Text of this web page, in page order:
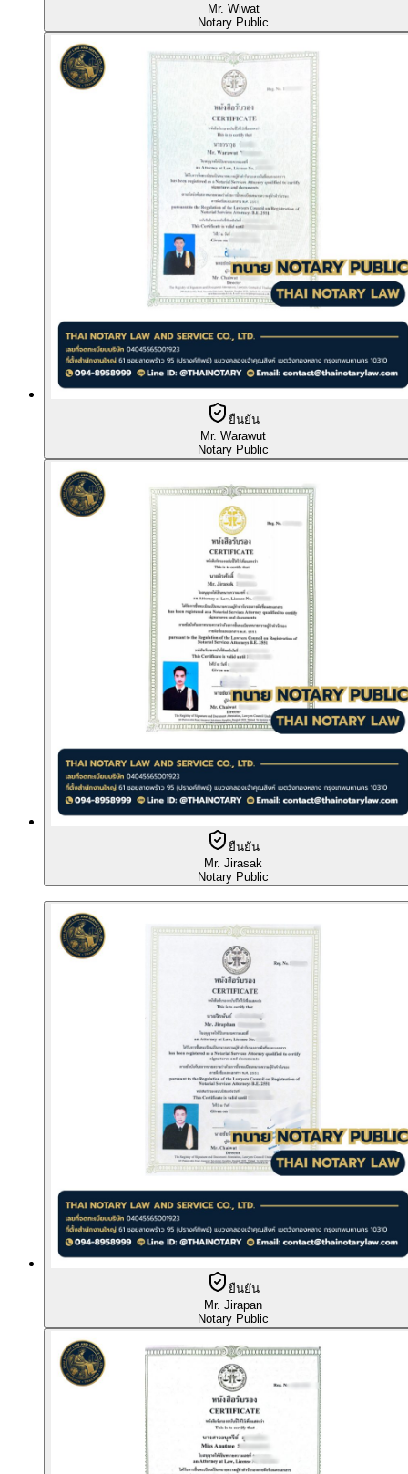
Mr. Wiwat
Notary Public
ยืนยัน
Mr. Warawut
Notary Public
ยืนยัน
Mr. Jirasak
Notary Public
ยืนยัน
Mr. Jirapan
Notary Public